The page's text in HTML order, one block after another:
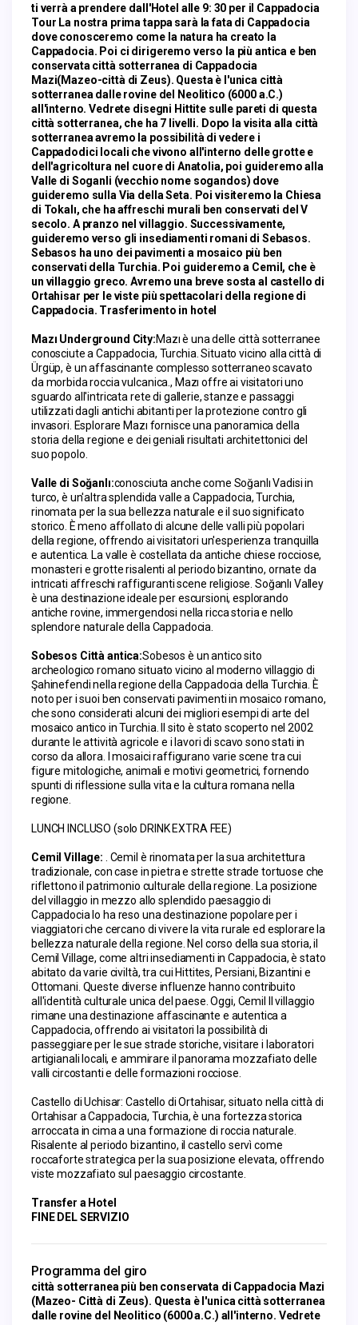
ti verrà a prendere dall'Hotel alle 9: 30 per il Cappadocia
Tour La nostra prima tappa sarà la fata di Cappadocia
dove conosceremo come la natura ha creato la
Cappadocia. Poi ci dirigeremo verso la più antica e ben
conservata città sotterranea di Cappadocia
Mazi(Mazeo-città di Zeus). Questa è l'unica città
sotterranea dalle rovine del Neolitico (6000 a.C.)
all'interno. Vedrete disegni Hittite sulle pareti di questa
città sotterranea, che ha 7 livelli. Dopo la visita alla città
sotterranea avremo la possibilità di vedere i
Cappadodici locali che vivono all'interno delle grotte e
dell'agricoltura nel cuore di Anatolia, poi guideremo alla
Valle di Soganli (vecchio nome sogandos) dove
guideremo sulla Via della Seta. Poi visiteremo la Chiesa
di Tokalı, che ha affreschi murali ben conservati del V
secolo. A pranzo nel villaggio. Successivamente,
guideremo verso gli insediamenti romani di Sebasos.
Sebasos ha uno dei pavimenti a mosaico più ben
conservati della Turchia. Poi guideremo a Cemil, che è
un villaggio greco. Avremo una breve sosta al castello di
Ortahisar per le viste più spettacolari della regione di
Cappadocia. Trasferimento in hotel
Mazı Underground City:Mazı è una delle città sotterranee
conosciute a Cappadocia, Turchia. Situato vicino alla città di
Ürgüp, è un affascinante complesso sotterraneo scavato
da morbida roccia vulcanica., Mazı offre ai visitatori uno
sguardo all'intricata rete di gallerie, stanze e passaggi
utilizzati dagli antichi abitanti per la protezione contro gli
invasori. Esplorare Mazı fornisce una panoramica della
storia della regione e dei geniali risultati architettonici del
suo popolo.
Valle di Soğanlı:conosciuta anche come Soğanlı Vadisi in
turco, è un'altra splendida valle a Cappadocia, Turchia,
rinomata per la sua bellezza naturale e il suo significato
storico. È meno affollato di alcune delle valli più popolari
della regione, offrendo ai visitatori un'esperienza tranquilla
e autentica. La valle è costellata da antiche chiese rocciose,
monasteri e grotte risalenti al periodo bizantino, ornate da
intricati affreschi raffiguranti scene religiose. Soğanlı Valley
è una destinazione ideale per escursioni, esplorando
antiche rovine, immergendosi nella ricca storia e nello
splendore naturale della Cappadocia.
Sobesos Città antica:Sobesos è un antico sito
archeologico romano situato vicino al moderno villaggio di
Şahinefendi nella regione della Cappadocia della Turchia. È
noto per i suoi ben conservati pavimenti in mosaico romano,
che sono considerati alcuni dei migliori esempi di arte del
mosaico antico in Turchia. Il sito è stato scoperto nel 2002
durante le attività agricole e i lavori di scavo sono stati in
corso da allora. I mosaici raffigurano varie scene tra cui
figure mitologiche, animali e motivi geometrici, fornendo
spunti di riflessione sulla vita e la cultura romana nella
regione.
LUNCH INCLUSO (solo DRINK EXTRA FEE)
Cemil Village:
. Cemil è rinomata per la sua architettura
tradizionale, con case in pietra e strette strade tortuose che
riflettono il patrimonio culturale della regione. La posizione
del villaggio in mezzo allo splendido paesaggio di
Cappadocia lo ha reso una destinazione popolare per i
viaggiatori che cercano di vivere la vita rurale ed esplorare la
bellezza naturale della regione. Nel corso della sua storia, il
Cemil Village, come altri insediamenti in Cappadocia, è stato
abitato da varie civiltà, tra cui Hittites, Persiani, Bizantini e
Ottomani. Queste diverse influenze hanno contribuito
all'identità culturale unica del paese. Oggi, Cemil Il villaggio
rimane una destinazione affascinante e autentica a
Cappadocia, offrendo ai visitatori la possibilità di
passeggiare per le sue strade storiche, visitare i laboratori
artigianali locali, e ammirare il panorama mozzafiato delle
valli circostanti e delle formazioni rocciose.
Castello di Uchisar: Castello di Ortahisar, situato nella città di
Ortahisar a Cappadocia, Turchia, è una fortezza storica
arroccata in cima a una formazione di roccia naturale.
Risalente al periodo bizantino, il castello servì come
roccaforte strategica per la sua posizione elevata, offrendo
viste mozzafiato sul paesaggio circostante.
Transfer a Hotel
FINE DEL SERVIZIO
Programma del giro
città sotterranea più ben conservata di Cappadocia Mazi
(Mazeo- Città di Zeus). Questa è l'unica città sotterranea
dalle rovine del Neolitico (6000 a.C.) all'interno. Vedrete